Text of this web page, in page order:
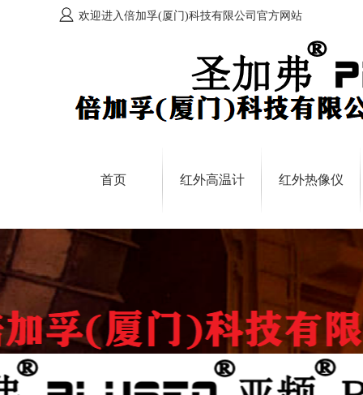
欢迎进入倍加孚(厦门)科技有限公司官方网站
首页 红外高温计 红外热像仪